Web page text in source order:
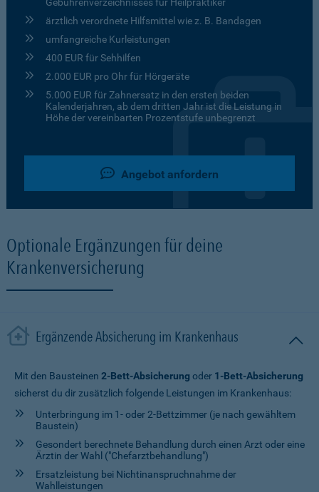
ärztlich verordnete Hilfsmittel wie z. B. Bandagen
umfangreiche Kurleistungen
400 EUR für Sehhilfen
2.000 EUR pro Ohr für Hörgeräte
5.000 EUR für Zahnersatz in den ersten beiden
Kalenderjahren, ab dem dritten Jahr ist die Leistung in
Höhe der vereinbarten Prozentstufe unbegrenzt
Angebot anfordern
Optionale Ergänzungen für deine
Krankenversicherung
Ergänzende Absicherung im Krankenhaus
Mit den Bausteinen 2-Bett-Absicherung oder 1-Bett-Absicherung
sicherst du dir zusätzlich folgende Leistungen im Krankenhaus:
Unterbringung im 1- oder 2-Bettzimmer (je nach gewähltem
Baustein)
Gesondert berechnete Behandlung durch einen Arzt oder eine
Ärztin der Wahl ("Chefarztbehandlung")
Ersatzleistung bei Nichtinanspruchnahme der
Wahlleistungen